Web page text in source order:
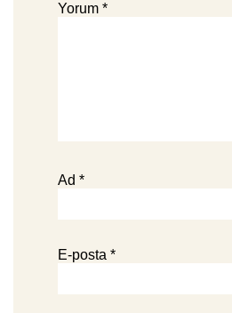
Yorum *
Ad *
E-posta *